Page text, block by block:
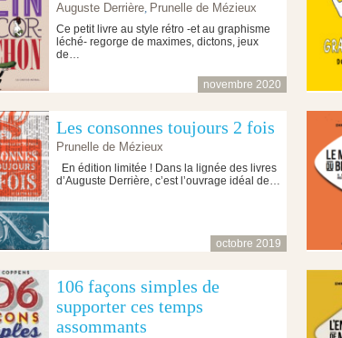
Auguste Derrière, Prunelle de Mézieux
Ce petit livre au style rétro -et au graphisme
léché- regorge de maximes, dictons, jeux
de…
novembre 2020
Les consonnes toujours 2 fois
Prunelle de Mézieux
En édition limitée ! Dans la lignée des livres
d’Auguste Derrière, c’est l’ouvrage idéal de…
octobre 2019
106 façons simples de
supporter ces temps
assommants